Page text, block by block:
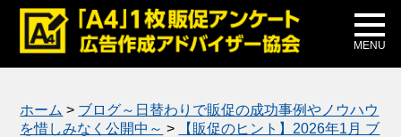
MENU
メディア掲載
公式ブログ
ホーム > ブログ～日替わりで販促の成功事例やノウハウ
を惜しみなく公開中～ >
【販促のヒント】2026年1月 ブ